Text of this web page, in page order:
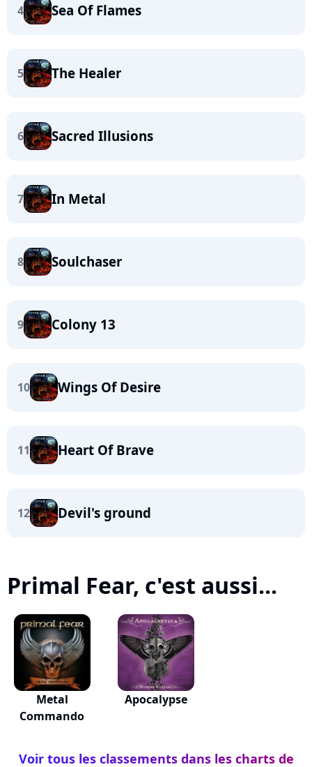
4 Sea Of Flames
5 The Healer
6 Sacred Illusions
7 In Metal
8 Soulchaser
9 Colony 13
10 Wings Of Desire
11 Heart Of Brave
12 Devil's ground
Primal Fear, c'est aussi...
Metal
Commando
Apocalypse
Voir tous les classements dans les charts de